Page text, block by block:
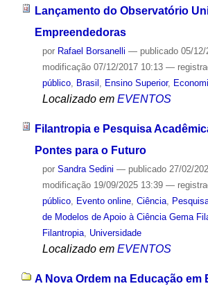
Lançamento do Observatório
Empreendedoras
por Rafael Borsanelli — publicado05/12/
modificação07/12/2017 10:13 —
público, Brasil , Ensino Superior,
Localizado em EVENTOS
Filantropia e Pesquisa
Pontes para o Futuro
por Sandra Sedini — publicado27/02/
modificação19/09/2025 13:39 —
público, Evento online, Ciência,
de Modelos de Apoio à Ciência Gema
Filantropia, Universidade
Localizado em EVENTOS
A Nova Ordem na Educação em